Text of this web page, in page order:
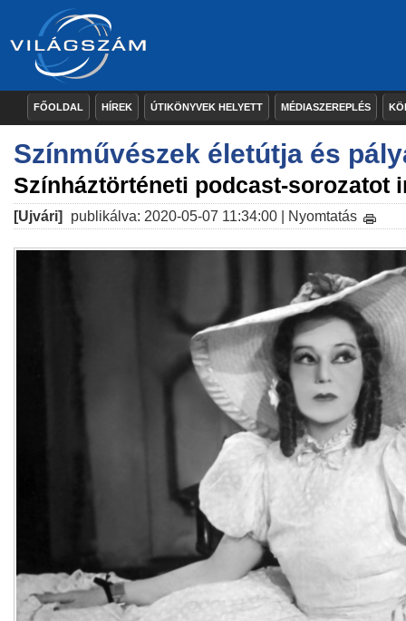
FŐOLDAL HÍREK ÚTIKÖNYVEK HELYETT MÉDIASZEREPLÉS
Színművészek életútja és
Színháztörténeti podcast-sorozatot
[Ujvári] publikálva: 2020-05-07 11:34:00 | Nyomtatás